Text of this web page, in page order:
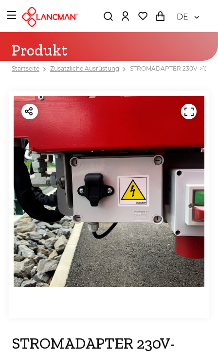
DE
Produkt
Startseite Zusätzliche Ausrüstung STROMADAPTER 230V->12V/
STROMADAPTER 230V-